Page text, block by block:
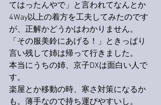
てはったんやで」と言われてなんとか
4Way以上の着方を工夫してみたのです
が、正解かどうかはわかりません。
「その服美鈴にあげる！」ときっぱり
言い残して姉は帰って行きました。
本当にうちの姉、京子DXは面白い人で
す。
楽屋とか移動の時、寒さ対策になるか
も。薄手なので持ち運びやすいし。